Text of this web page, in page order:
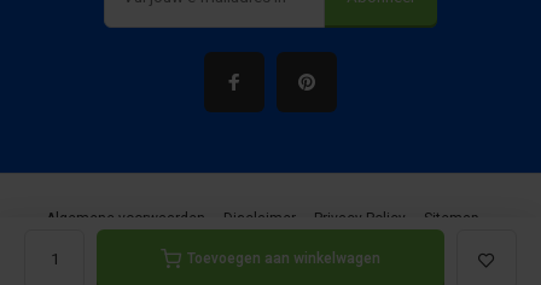
Toevoegen aan winkelwagen
Algemene voorwaarden Disclaimer Privacy Policy Sitemap